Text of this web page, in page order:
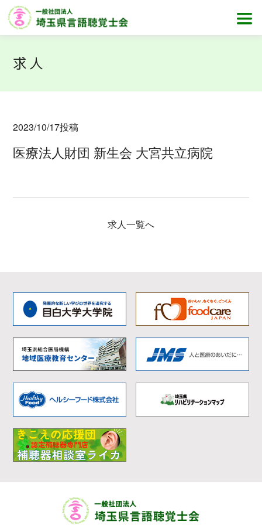
求人
2023/10/17投稿
医療法人財団 新生会 大宮共立病院
求人一覧へ